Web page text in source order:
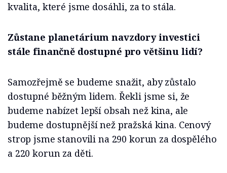
kvalita, které jsme dosáhli, za to stála.
Zůstane planetárium navzdory investici
stále finančně dostupné pro většinu lidí?
Samozřejmě se budeme snažit, aby zůstalo
dostupné běžným lidem. Řekli jsme si, že
budeme nabízet lepší obsah než kina, ale
budeme dostupnější než pražská kina. Cenový
strop jsme stanovili na 290 korun za dospělého
a 220 korun za děti.